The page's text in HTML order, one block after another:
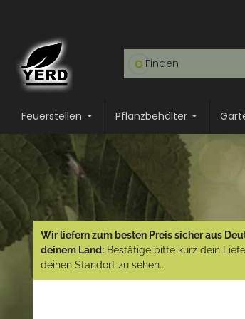
Feuerstellen Pflanzbehälter
Wir liefern zum besten Preis sicher aus
deinem Land: Bestätige bitte kurz dein
deinen Standort zu sehen...